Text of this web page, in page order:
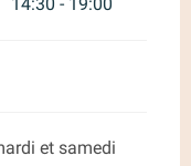
et samedi